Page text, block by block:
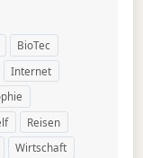
BioTec
Internet
Reisen
Wirtschaft